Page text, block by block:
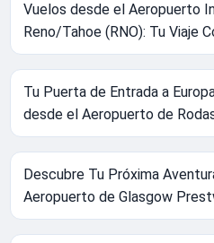
Vuelos desde el Aeropuerto
Reno/Tahoe (RNO): Tu Viaje
Tu Puerta de Entrada a
desde el Aeropuerto de
Descubre Tu Próxima
Aeropuerto de Glasgow